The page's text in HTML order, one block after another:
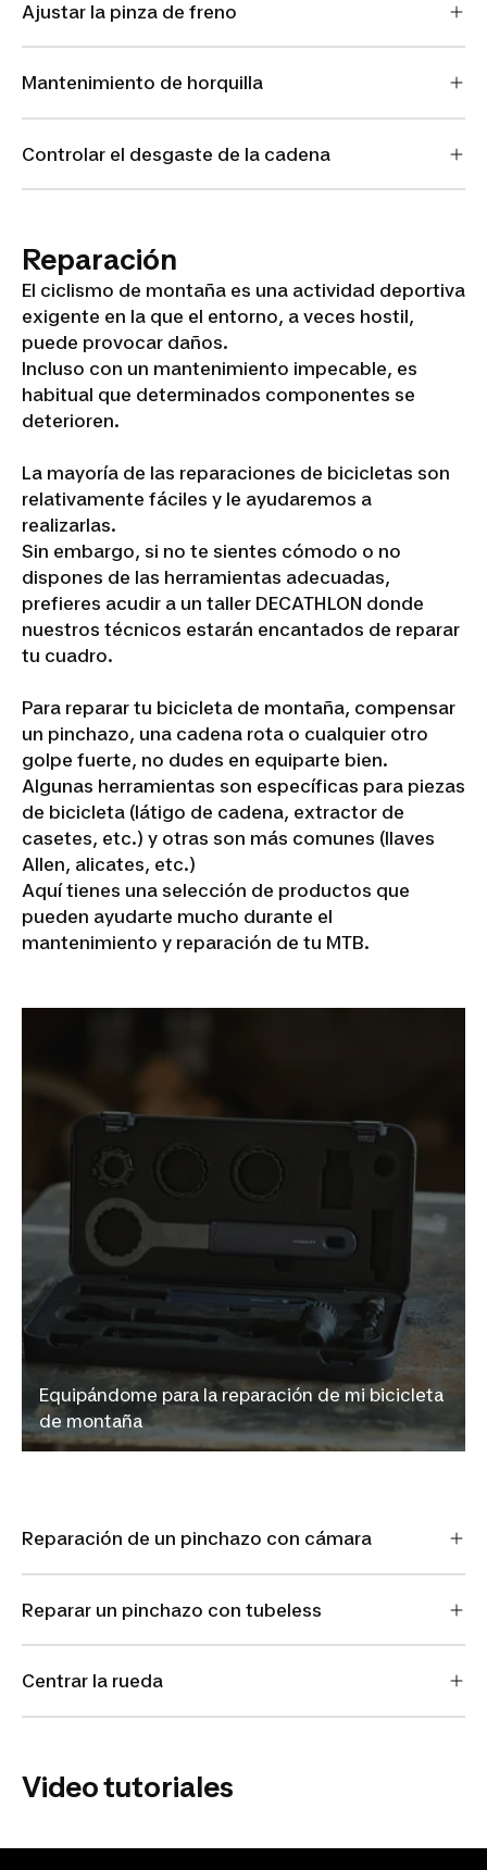
Ajustar la pinza de freno
Mantenimiento de horquilla
Controlar el desgaste de la cadena
Reparación
El ciclismo de montaña es una actividad deportiva
exigente en la que el entorno, a veces hostil,
puede provocar daños.
Incluso con un mantenimiento impecable, es
habitual que determinados componentes se
deterioren.
La mayoría de las reparaciones de bicicletas son
relativamente fáciles y le ayudaremos a
realizarlas.
Sin embargo, si no te sientes cómodo o no
dispones de las herramientas adecuadas,
prefieres acudir a un taller DECATHLON donde
nuestros técnicos estarán encantados de reparar
tu cuadro.
Para reparar tu bicicleta de montaña, compensar
un pinchazo, una cadena rota o cualquier otro
golpe fuerte, no dudes en equiparte bien.
Algunas herramientas son específicas para piezas
de bicicleta (látigo de cadena, extractor de
casetes, etc.) y otras son más comunes (llaves
Allen, alicates, etc.)
Aquí tienes una selección de productos que
pueden ayudarte mucho durante el
mantenimiento y reparación de tu MTB.
Equipándome para la reparación de mi bicicleta
de montaña
Reparación de un pinchazo con cámara
Reparar un pinchazo con tubeless
Centrar la rueda
Video tutoriales